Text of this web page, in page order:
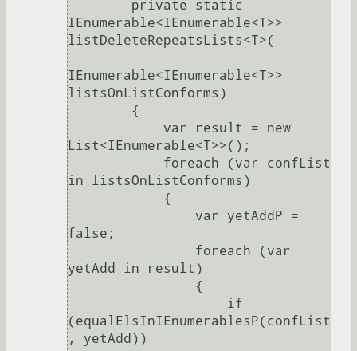
IEnumerable<IEnumerable<T>>
listDeleteRepeatsLists<T>(
IEnumerable<IEnumerable<T>>
listsOnListConforms)
List<IEnumerable<T>>();
in listsOnListConforms)
false;
yetAdd in result)
(equalElsInIEnumerablesP(confList
, yetAdd))